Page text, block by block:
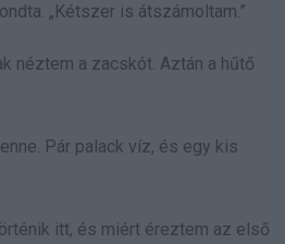
„Kétszer is átszámoltam.”
néztem a zacskót. Aztán a hűtő
Pár palack víz, és egy kis
itt, és miért éreztem az első